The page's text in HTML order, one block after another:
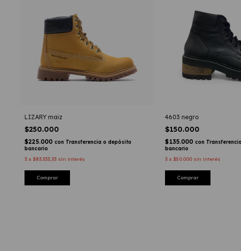
LIZARY maiz
$250.000
$225.000 con Transferencia o depósito
bancario
3 x $83.333,33 sin interés
Comprar
4603 negro
$150.000
$135.000 con
bancario
3 x $50.000 sin interés
Comprar